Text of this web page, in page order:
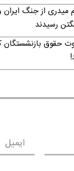
از جنگ ایران
رسیدند
حقوق
ایمیل